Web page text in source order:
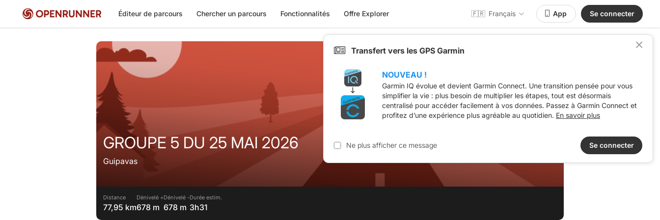
Éditeur de parcours Chercher un parcours Fonctionnalités Offre Explorer 🇫🇷 Français App Se connecter
GROUPE 5 DU 25 MAI 2026
Guipavas
Distance
77,95 km
Dénivelé +
678 m
Dénivelé -
678 m
Durée estim.
3h31
Transfert vers les GPS Garmin
NOUVEAU !
Garmin IQ évolue et devient Garmin Connect. Une transition pensée pour vous
simplifier la vie : plus besoin de multiplier les étapes, tout est désormais
centralisé pour accéder facilement à vos données. Passez à Garmin Connect et
profitez d’une expérience plus agréable au quotidien. En savoir plus
Ne plus afficher ce message Se connecter